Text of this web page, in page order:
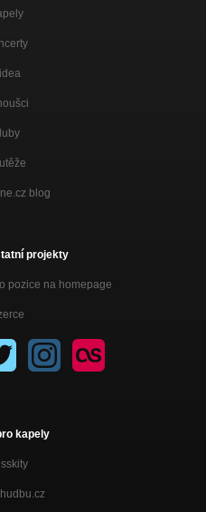
blog
projekty
pozice na homepage
kapely